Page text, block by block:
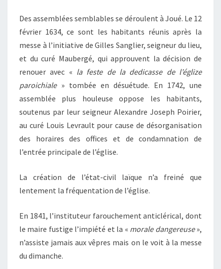
Des assemblées semblables se déroulent à Joué. Le 12
février 1634, ce sont les habitants réunis après la
messe à l’initiative de Gilles Sanglier, seigneur du lieu,
et du curé Maubergé, qui approuvent la décision de
renouer avec « la feste de la dedicasse de l’églize
paroichiale» tombée en désuétude. En 1742, une
assemblée plus houleuse oppose les habitants,
soutenus par leur seigneur Alexandre Joseph Poirier,
au curé Louis Levrault pour cause de désorganisation
des horaires des offices et de condamnation de
l’entrée principale de l’église.
La création de l’état-civil laïque n’a freiné que
lentement la fréquentation de l’église.
En 1841, l’instituteur farouchement anticlérical, dont
le maire fustige l’impiété et la « morale dangereuse»,
n’assiste jamais aux vêpres mais on le voit à la messe
du dimanche.